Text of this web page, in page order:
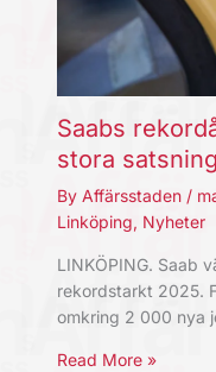
Saabs
stora
By Affärsstaden /
Linköping, Nyheter
LINKÖPING. Saab
rekordstarkt 2025.
omkring 2 000 nya
Read More »